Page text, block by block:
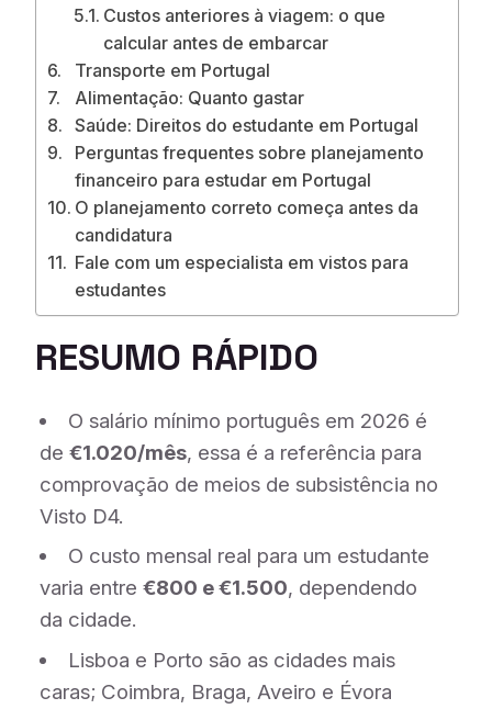
Custos anteriores à viagem: o que
calcular antes de embarcar
Transporte em Portugal
Alimentação: Quanto gastar
Saúde: Direitos do estudante em Portugal
Perguntas frequentes sobre planejamento
financeiro para estudar em Portugal
O planejamento correto começa antes da
candidatura
Fale com um especialista em vistos para
estudantes
RESUMO RÁPIDO
O salário mínimo português em 2026 é
de €1.020/mês, essa é a referência para
comprovação de meios de subsistência no
Visto D4.
O custo mensal real para um estudante
varia entre €800 e €1.500, dependendo
da cidade.
Lisboa e Porto são as cidades mais
caras; Coimbra, Braga, Aveiro e Évora